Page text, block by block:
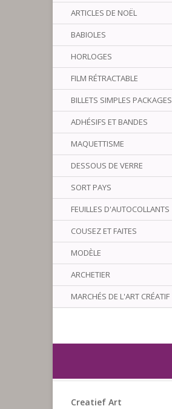
ARTICLES DE NOËL
BABIOLES
HORLOGES
FILM RÉTRACTABLE
BILLETS SIMPLES PACKAGES
ADHÉSIFS ET BANDES
MAQUETTISME
DESSOUS DE VERRE
SORT PAYS
FEUILLES D'AUTOCOLLANTS
COUSEZ ET FAITES
MODÈLE
ARCHETIER
MARCHÉS DE L'ART CRÉATIF
Creatief Art